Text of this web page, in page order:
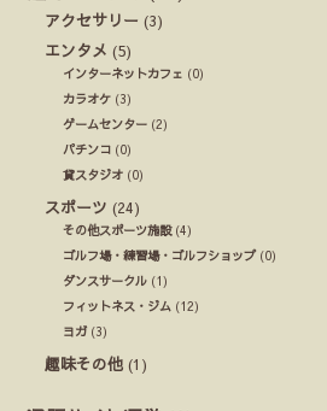
アクセサリー (3)
エンタメ (5)
インターネットカフェ (0)
カラオケ (3)
ゲームセンター (2)
パチンコ (0)
貸スタジオ (0)
スポーツ (24)
その他スポーツ施設(4)
ゴルフ場・練習場・ゴルフショップ(0)
ダンスサークル (1)
フィットネス・ジム (12)
ヨガ (3)
趣味その他 (1)